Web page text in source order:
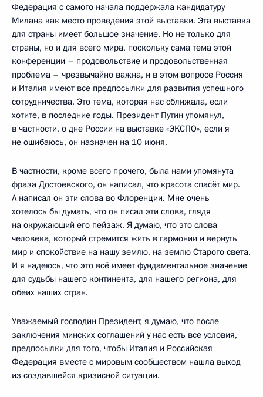
Федерация с самого начала поддержала кандидатуру
Милана как место проведения этой выставки. Эта выставка
для страны имеет большое значение. Но не только для
страны, но и для всего мира, поскольку сама тема этой
конференции – продовольствие и продовольственная
проблема – чрезвычайно важна, и в этом вопросе Россия
и Италия имеют все предпосылки для развития успешного
сотрудничества. Это тема, которая нас сближала, если
хотите, в последние годы. Президент Путин упомянул,
в частности, о дне России на выставке «ЭКСПО», если я
не ошибаюсь, он назначен на 10 июня.
В частности, кроме всего прочего, была нами упомянута
фраза Достоевского, он написал, что красота спасёт мир.
А написал он эти слова во Флоренции. Мне очень
хотелось бы думать, что он писал эти слова, глядя
на окружающий его пейзаж. Я думаю, что это слова
человека, который стремится жить в гармонии и вернуть
мир и спокойствие на нашу землю, на землю Старого света.
И я надеюсь, что это всё имеет фундаментальное значение
для судьбы нашего континента, для нашего региона, для
обеих наших стран.
Уважаемый господин Президент, я думаю, что после
заключения минских соглашений у нас есть все условия,
предпосылки для того, чтобы Италия и Российская
Федерация вместе с мировым сообществом нашла выход
из создавшейся кризисной ситуации.